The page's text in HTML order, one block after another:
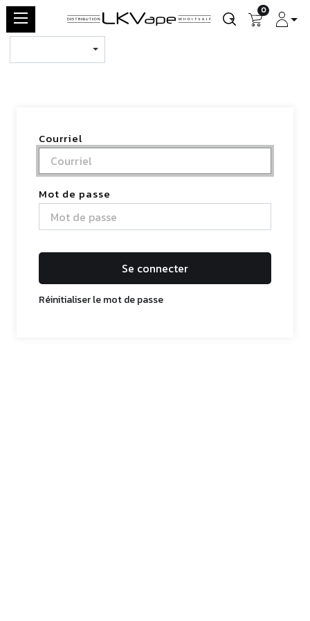
0
Courriel
Mot de passe
Se connecter
Réinitialiser le mot de passe